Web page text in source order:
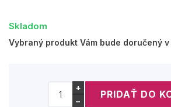
Skladom
Vybraný produkt Vám bude doručený
+
−